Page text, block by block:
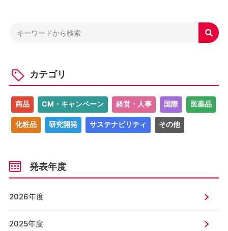

カテゴリ
商品 CM・キャンペーン 経営・人事 国際 医薬品
化粧品 研究開発 サステナビリティ その他
発表年度
2026年度
2025年度